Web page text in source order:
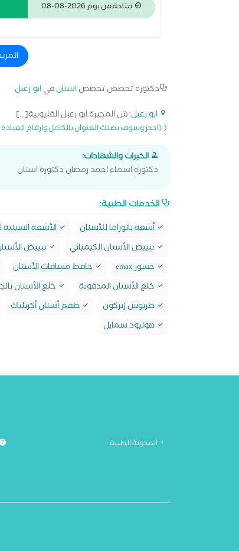
متاحة من يوم 2026-08-08
دكتورة تخصص تخصصاسنانفيابو زعبل
ابو زعبل: ش المجيرة ابو زعبل القليوبية[...]
((احجز وسوف يصلك العنوان بالكامل وارقام العيادة
الخبرات والشهادات:
دكتورة اسماء احمد رمضان دكتورة اسنان
الخدمات الطبية:
أشعة بانوراما للأسنان الأشعة السينية
تبييض الأسنان الكيميائي
تبييض
جسور emax
حافظ مسافات الأسنان
خلع الأسنان المدفونة
خلع الأسنان
طربوش زيركون
طقم أسنان أكريليك
هوليود سمايل
المدونة الطبية